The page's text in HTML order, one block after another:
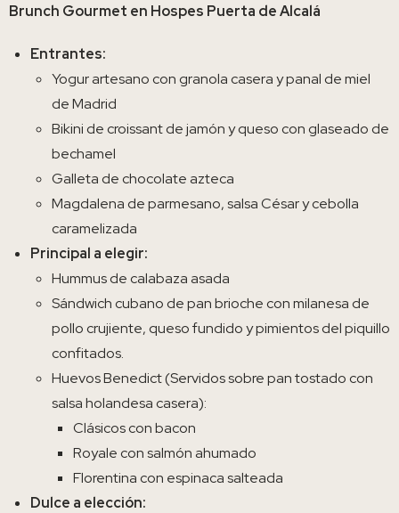
Brunch Gourmet en Hospes Puerta de Alcalá
Entrantes:
Yogur artesano con granola casera y panal de miel
de Madrid
Bikini de croissant de jamón y queso con glaseado de
bechamel
Galleta de chocolate azteca
Magdalena de parmesano, salsa César y cebolla
caramelizada
Principal a elegir:
Hummus de calabaza asada
Sándwich cubano de pan brioche con milanesa de
pollo crujiente, queso fundido y pimientos del piquillo
confitados.
Huevos Benedict (Servidos sobre pan tostado con
salsa holandesa casera):
Clásicos con bacon
Royale con salmón ahumado
Florentina con espinaca salteada
Dulce a elección: